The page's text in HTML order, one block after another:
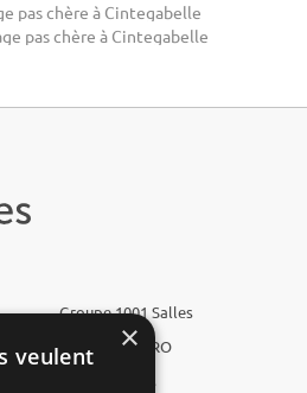
pas chère à Cintegabelle
pas chère à Cintegabelle
Groupe 1001 Salles
1001 Salles PRO
1001 Traiteurs
×
veulent